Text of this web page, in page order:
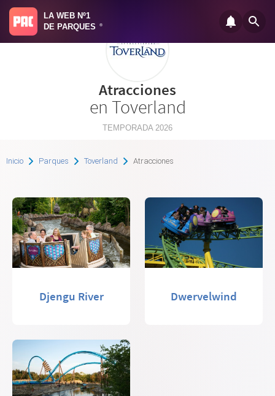
LA WEB Nº1
DE PARQUES
®
Atracciones
en Toverland
TEMPORADA 2026
Inicio Parques Toverland Atracciones
Djengu River Dwervelwind